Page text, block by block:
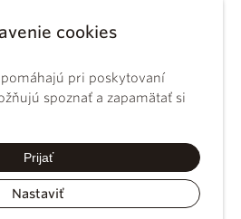
cookies
pri poskytovaní
spoznať a zapamätať si
Prijať
Nastaviť